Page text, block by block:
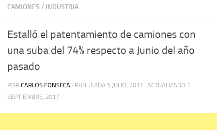
CAMIONES / INDUSTRIA
Estalló el patentamiento de camiones con
una suba del 74% respecto a Junio del año
pasado
POR CARLOS FONSECA · PUBLICADA 5 JULIO, 2017 · ACTUALIZADO 1
SEPTIEMBRE, 2017